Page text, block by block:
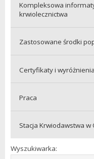
Kompleksowa
krwiolecznictwa
Zastosowane środki
Certyfikaty i wyróżnienia
Praca
Stacja Krwiodawstwa
Wyszukiwarka: